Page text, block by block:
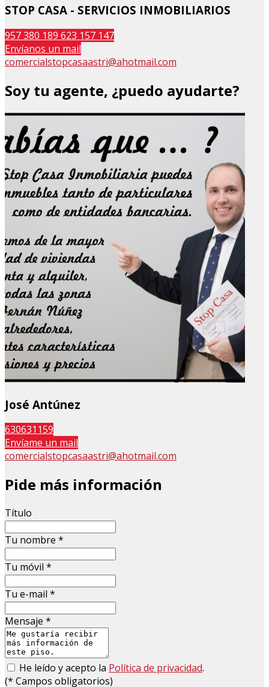
STOP CASA - SERVICIOS INMOBILIARIOS
957 380 189 623 157 147
Envíanos un mail
comercialstopcasaastri@ahotmail.com
Soy tu agente, ¿puedo ayudarte?
José Antúnez
630631159
Envíame un mail
comercialstopcasaastri@ahotmail.com
Pide más información
Título
Tu nombre *
Tu móvil *
Tu e-mail *
Mensaje *
He leído y acepto la Política de privacidad.
(* Campos obligatorios)